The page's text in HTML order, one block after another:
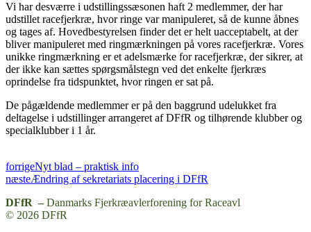
Vi har desværre i udstillingssæsonen haft 2 medlemmer, der har
udstillet racefjerkræ, hvor ringe var manipuleret, så de kunne åbnes
og tages af. Hovedbestyrelsen finder det er helt uacceptabelt, at der
bliver manipuleret med ringmærkningen på vores racefjerkræ. Vores
unikke ringmærkning er et adelsmærke for racefjerkræ, der sikrer, at
der ikke kan sættes spørgsmålstegn ved det enkelte fjerkræs
oprindelse fra tidspunktet, hvor ringen er sat på.
De pågældende medlemmer er på den baggrund udelukket fra
deltagelse i udstillinger arrangeret af DFfR og tilhørende klubber og
specialklubber i 1 år.
forrigeNyt blad – praktisk info
næsteÆndring af sekretariats placering i DFfR
DFfR –Danmarks Fjerkræavlerforening for Raceavl
© 2026 DFfR